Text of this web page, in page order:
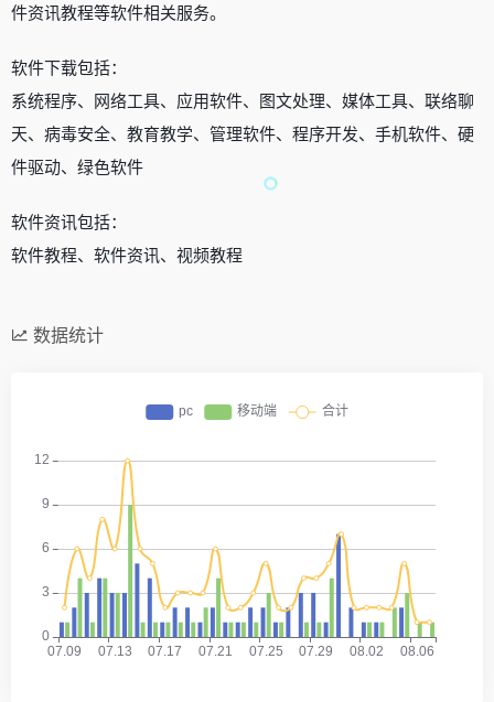
件资讯教程等软件相关服务。
软件下载包括：
系统程序、网络工具、应用软件、图文处理、媒体工具、联络聊
天、病毒安全、教育教学、管理软件、程序开发、手机软件、硬
件驱动、绿色软件
软件资讯包括：
软件教程、软件资讯、视频教程
数据统计